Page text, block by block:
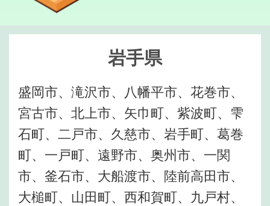
岩手県
盛岡市、滝沢市、八幡平市、花巻市、
宮古市、北上市、矢巾町、紫波町、雫
石町、二戸市、久慈市、岩手町、葛巻
町、一戸町、遠野市、奥州市、一関
市、釜石市、大船渡市、陸前高田市、
大槌町、山田町、西和賀町、九戸村、